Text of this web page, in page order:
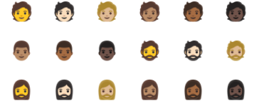
🧑 🧑🏻 🧑🏼 🧑🏽 🧑🏾 🧑🏿
👨🏽 👨🏾 👨🏿 🧔 🧔🏻 🧔🏼
🧔‍♀️ 🧔🏻‍♀️ 🧔🏼‍♀️ 🧔🏽‍♀️ 🧔🏾‍♀️ 🧔🏿‍♀️